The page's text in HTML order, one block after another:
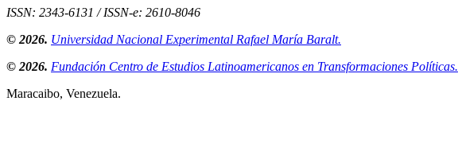
ISSN: 2343-6131 / ISSN-e: 2610-8046
© 2026. Universidad Nacional Experimental Rafael María Baralt.
© 2026. Fundación Centro de Estudios Latinoamericanos en Transformaciones Políticas.
Maracaibo, Venezuela.